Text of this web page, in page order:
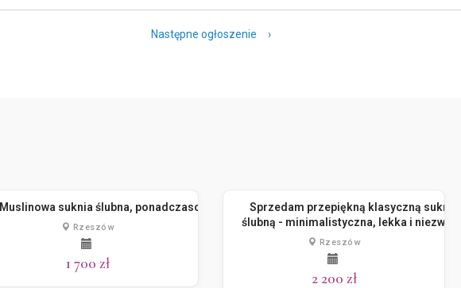
Następne ogłoszenie ›
Muslinowa suknia ślubna, ponadczasowa
Rzeszów
1 700 zł
Sprzedam przepiękną klasyczną suknię
ślubną - minimalistyczna, lekka i niezwykle
wygodna
Rzeszów
2 200 zł